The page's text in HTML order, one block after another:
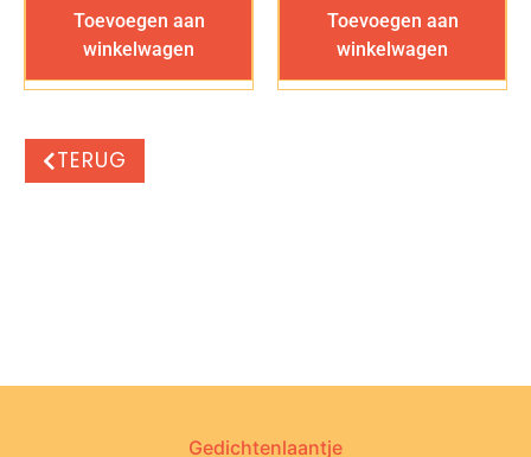
Toevoegen aan
winkelwagen
Toevoegen aan
winkelwagen
TERUG
Gedichtenlaantje